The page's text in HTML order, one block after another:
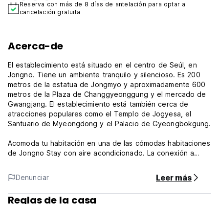
Reserva con más de 8 días de antelación para optar a
cancelación gratuita
Acerca-de
El establecimiento está situado en el centro de Seúl, en
Jongno. Tiene un ambiente tranquilo y silencioso. Es 200
metros de la estatua de Jongmyo y aproximadamente 600
metros de la Plaza de Changgyeonggung y el mercado de
Gwangjang. El establecimiento está también cerca de
atracciones populares como el Templo de Jogyesa, el
Santuario de Myeongdong y el Palacio de Gyeongbokgung.
Acomoda tu habitación en una de las cómodas habitaciones
de Jongno Stay con aire acondicionado. La conexión a
conectado con tus familiares y amigos. Todas las
habitaciones tienen un baño compartido con una ducha y
una secadora.
Denunciar Leer más
Reglas de la casa